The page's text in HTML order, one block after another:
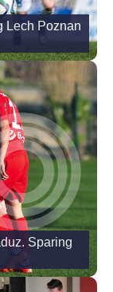
Lech Poznan
Sparing